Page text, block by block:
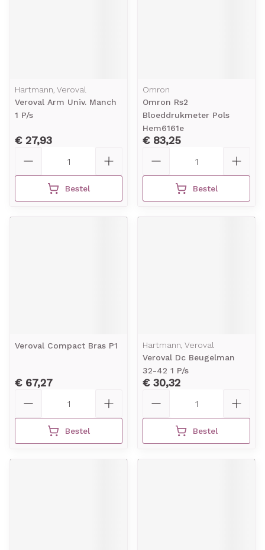
Hartmann, Veroval
Veroval Arm Univ. Manch
1 P/s
€ 27,93
Bestel
Omron
Omron Rs2
Bloeddrukmeter Pols
Hem6161e
€ 83,25
Bestel
Veroval Compact Bras P1
€ 67,27
Bestel
Hartmann, Veroval
Veroval Dc Beugelman
32-42 1 P/s
€ 30,32
Bestel